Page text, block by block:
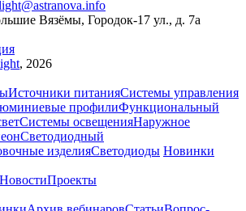
Вязёмы, Городок-17 ул., д. 7а
, 2026
Источники питанияСистемы управления
профилиФункциональный
Системы освещенияНаружное
Светодиодный
изделияСветодиоды Новинки
НовостиПроекты